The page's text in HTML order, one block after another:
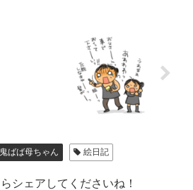
ばば母ちゃん 絵日記
シェアしてくださいね！